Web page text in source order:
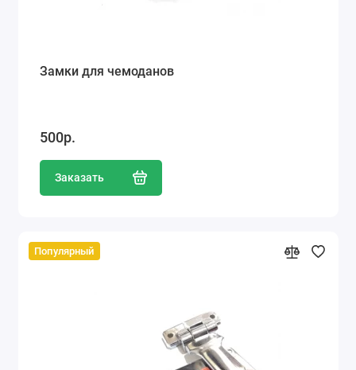
Замки для чемоданов
500р.
Заказать
Популярный